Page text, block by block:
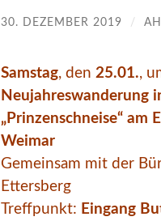
30. DEZEMBER 2019 /
Samstag, den 25.01.,
Neujahreswanderung
„Prinzenschneise“ am
Weimar
Gemeinsam mit der
Ettersberg
Treffpunkt: Eingang